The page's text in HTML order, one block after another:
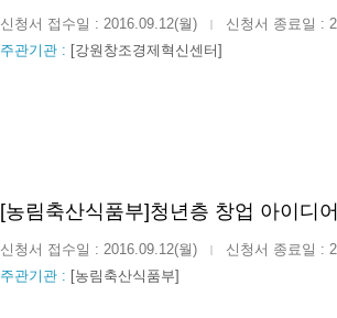
신청서 접수일 : 2016.09.12(월) |
신청서 종료일 :
주관기관 : [강원창조경제혁신센터]
[농림축산식품부]청년층 창업 아이디
신청서 접수일 : 2016.09.12(월) |
신청서 종료일 :
주관기관 : [농림축산식품부]